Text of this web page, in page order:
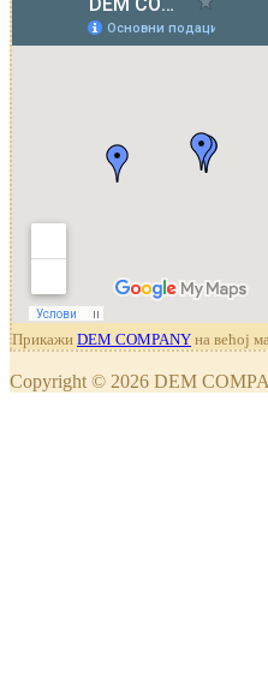
Прикажи DEM COMPANY на већој
Copyright © 2026 DEM